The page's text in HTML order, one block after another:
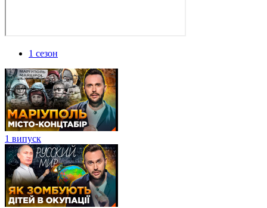
1 сезон
1 випуск